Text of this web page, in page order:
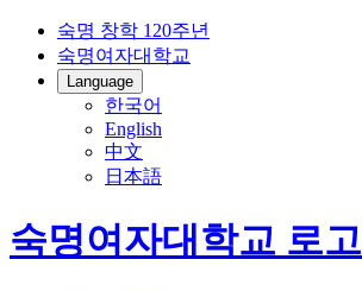
숙명 창학 120주년
숙명여자대학교
Language
한국어
English
中文
日本語
숙명여자대학교 로고